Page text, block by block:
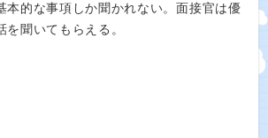
本的な事項しか聞かれない。面接官は優
を聞いてもらえる。